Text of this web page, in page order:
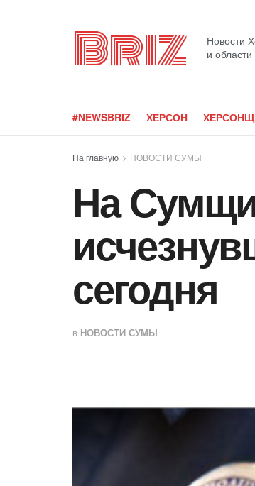
Briz
Новости
и
#NEWSBRIZ ХЕРСОН
На главную НОВОСТИ СУМЫ
На
сегодня
в НОВОСТИ СУМЫ